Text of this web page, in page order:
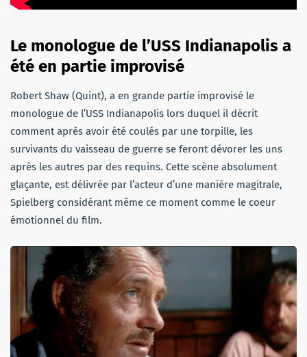
Le monologue de l’USS Indianapolis a
été en partie improvisé
Robert Shaw (Quint), a en grande partie improvisé le
monologue de l’USS Indianapolis lors duquel il décrit
comment après avoir été coulés par une torpille, les
survivants du vaisseau de guerre se feront dévorer les uns
après les autres par des requins. Cette scène absolument
glaçante, est délivrée par l’acteur d’une manière magitrale,
Spielberg considérant même ce moment comme le coeur
émotionnel du film.